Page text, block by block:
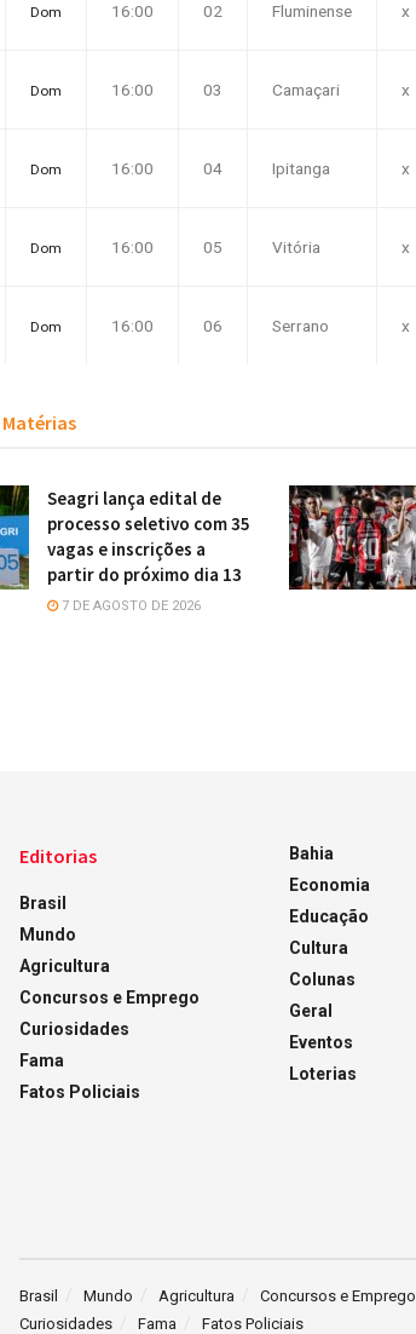
Dom 16:00 02 Fluminense x
Dom 16:00 03 Camaçari x
Dom 16:00 04 Ipitanga x
Dom 16:00 05 Vitória x
Dom 16:00 06 Serrano x
Matérias
Seagri lança edital de
processo seletivo com 35
vagas e inscrições a
partir do próximo dia 13
7 DE AGOSTO DE 2026
Editorias
Brasil
Mundo
Agricultura
Concursos e Emprego
Curiosidades
Fama
Fatos Policiais
Bahia
Economia
Educação
Cultura
Colunas
Geral
Eventos
Loterias
Brasil Mundo Agricultura
Concursos e Emprego
Curiosidades
Fama Fatos Policiais